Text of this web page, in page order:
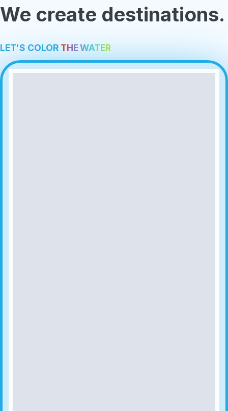
We create destinations.
LET'S COLOR THE WATER